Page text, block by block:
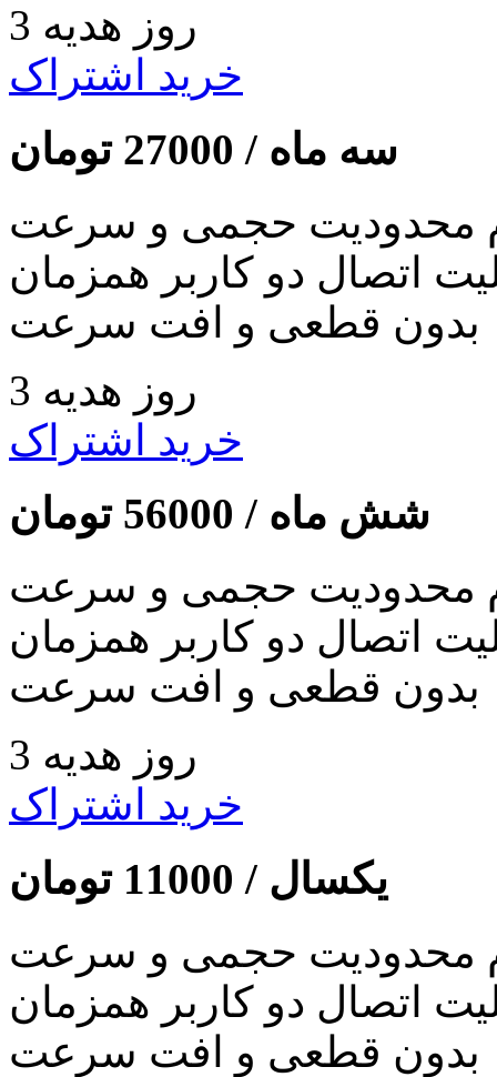
3 روز هدیه
خرید اشتراک
سه ماه / 27000 تومان
محدودیت حجمی و سرعت
اتصال دو کاربر همزمان
بدون قطعی و افت سرعت
3 روز هدیه
خرید اشتراک
شش ماه / 56000 تومان
محدودیت حجمی و سرعت
اتصال دو کاربر همزمان
بدون قطعی و افت سرعت
3 روز هدیه
خرید اشتراک
یکسال / 11000 تومان
محدودیت حجمی و سرعت
اتصال دو کاربر همزمان
بدون قطعی و افت سرعت